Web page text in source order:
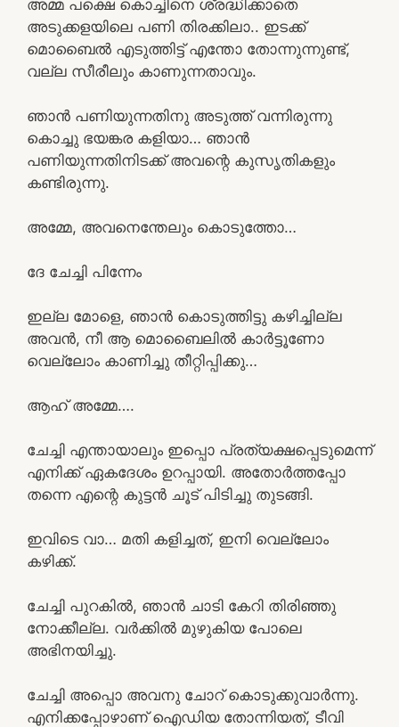
അമ്മ പക്ഷെ കൊച്ചിനെ ശ്രദ്ധിക്കാതെ
അടുക്കളയിലെ പണി തിരക്കിലാ.. ഇടക്ക്
മൊബൈൽ എടുത്തിട്ട് എന്തോ തോന്നുന്നുണ്ട്,
വല്ല സീരീലും കാണുന്നതാവും.
ഞാൻ പണിയുന്നതിനു അടുത്ത് വന്നിരുന്നു
കൊച്ചു ഭയങ്കര കളിയാ… ഞാൻ
പണിയുന്നതിനിടക്ക് അവന്റെ കുസൃതികളും
കണ്ടിരുന്നു.
അമ്മേ, അവനെന്തേലും കൊടുത്തോ…
ദേ ചേച്ചി പിന്നേം
ഇല്ല മോളെ, ഞാൻ കൊടുത്തിട്ടു കഴിച്ചില്ല
അവൻ, നീ ആ മൊബൈലിൽ കാർട്ടൂണോ
വെല്ലോം കാണിച്ചു തീറ്റിപ്പിക്കു…
ആഹ് അമ്മേ….
ചേച്ചി എന്തായാലും ഇപ്പൊ പ്രത്യക്ഷപ്പെടുമെന്ന്
എനിക്ക് ഏകദേശം ഉറപ്പായി. അതോർത്തപ്പോ
തന്നെ എന്റെ കുട്ടൻ ചൂട് പിടിച്ചു തുടങ്ങി.
ഇവിടെ വാ… മതി കളിച്ചത്, ഇനി വെല്ലോം
കഴിക്ക്.
ചേച്ചി പുറകിൽ, ഞാൻ ചാടി കേറി തിരിഞ്ഞു
നോക്കീല്ല. വർക്കിൽ മുഴുകിയ പോലെ
അഭിനയിച്ചു.
ചേച്ചി അപ്പൊ അവനു ചോറ് കൊടുക്കുവാർന്നു.
എനിക്കപ്പോഴാണ് ഐഡിയ തോന്നിയത്, ടീവി